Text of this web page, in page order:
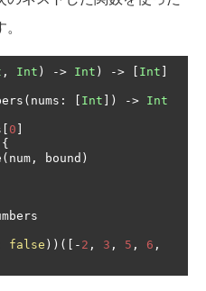
, Int ) -> Int ) -> Int
( nums : Int ]) -> Int
0
{
( num , bound )
false ))([- 2 , 3 , 5 , 6 ,